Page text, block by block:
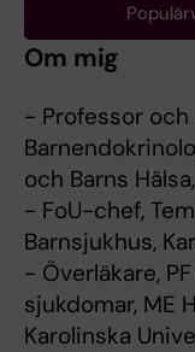
Om mig
- Professor
och Barns
- FoU-chef,
Barnsjukhus,
- Överläkare,
sjukdomar, ME
Karolinska